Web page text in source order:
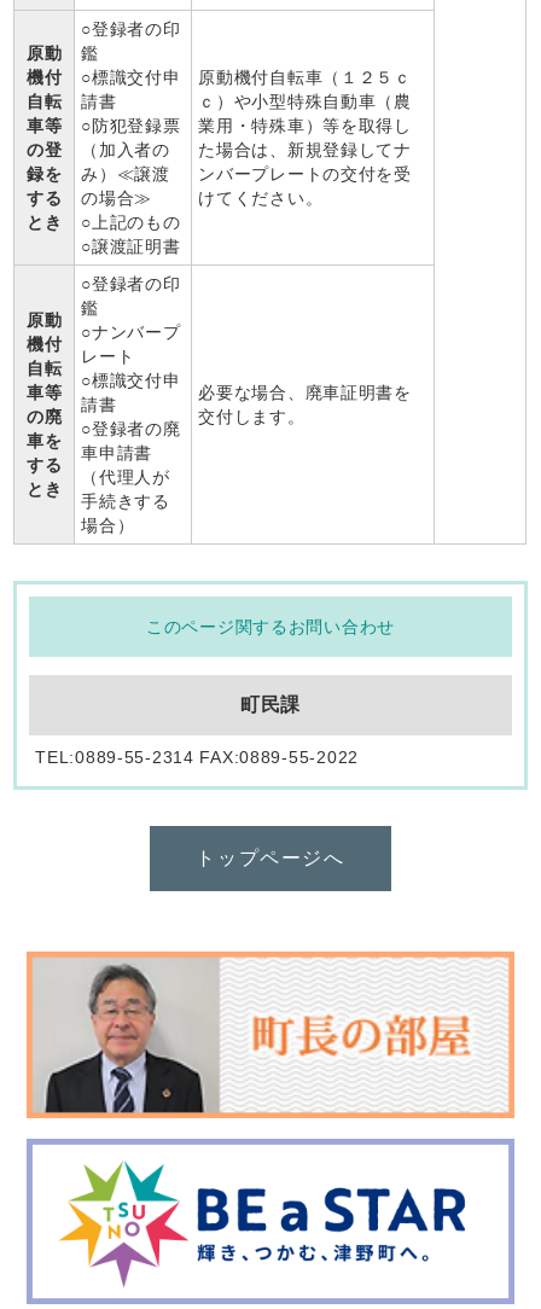
原動
機付
自転
車等
の登
録を
する
とき
○登録者の印
鑑
○標識交付申
請書
○防犯登録票
（加入者の
み）≪譲渡
の場合≫
○上記のもの
○譲渡証明書
原動機付自転車（１２５ｃ
ｃ）や小型特殊自動車（農
業用・特殊車）等を取得し
た場合は、新規登録してナ
ンバープレートの交付を受
けてください。
原動
機付
自転
車等
の廃
車を
する
とき
○登録者の印
鑑
○ナンバープ
レート
○標識交付申
請書
○登録者の廃
車申請書
（代理人が
手続きする
場合）
必要な場合、廃車証明書を
交付します。
このページ関するお問い合わせ
町民課
TEL:0889-55-2314 FAX:0889-55-2022
トップページへ